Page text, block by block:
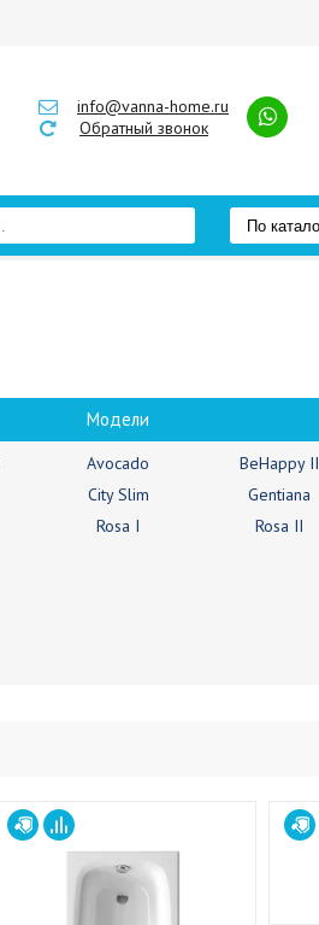
info@vanna-home.ru
Обратный звонок
Модели
Avocado BeHappy II
City Slim Gentiana
Rosa I Rosa II